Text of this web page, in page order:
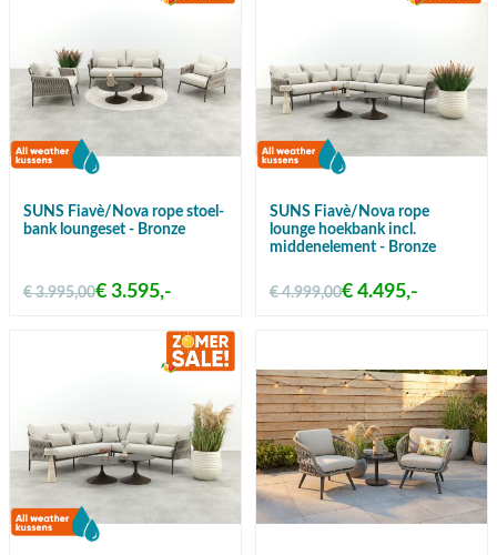
SUNS Fiavè/Nova rope stoel-
bank loungeset - Bronze
€ 3.995,00€ 3.595,-
SUNS Fiavè/Nova rope
lounge hoekbank incl.
middenelement - Bronze
€ 4.999,00€ 4.495,-